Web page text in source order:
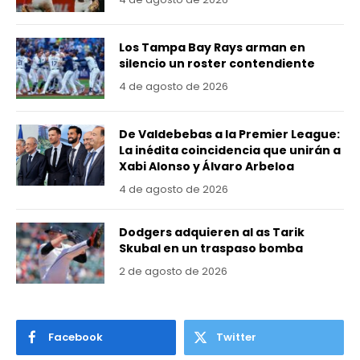
Los Tampa Bay Rays arman en
silencio un roster contendiente
4 de agosto de 2026
De Valdebebas a la Premier League:
La inédita coincidencia que unirán a
Xabi Alonso y Álvaro Arbeloa
4 de agosto de 2026
Dodgers adquieren al as Tarik
Skubal en un traspaso bomba
2 de agosto de 2026
Facebook Twitter